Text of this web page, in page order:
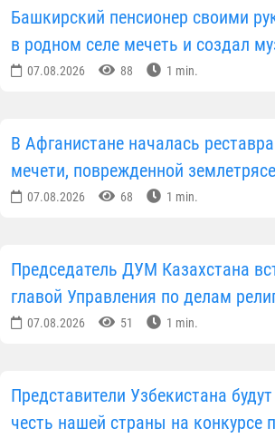
Башкирский пенсионер своими
в родном селе мечеть и создал
07.08.2026 88 1 min.
В Афганистане началась
мечети, поврежденной
07.08.2026 68 1 min.
Председатель ДУМ Казахстана
главой Управления по делам
07.08.2026 51 1 min.
Представители Узбекистана
честь нашей страны на конкурсе